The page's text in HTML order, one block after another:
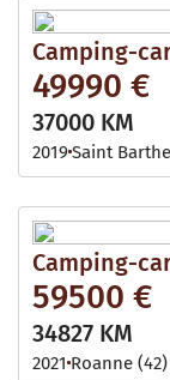
Camping-car
49990 €
37000 KM
2019 Saint
Camping-car
59500 €
34827 KM
2021 Roanne (42)